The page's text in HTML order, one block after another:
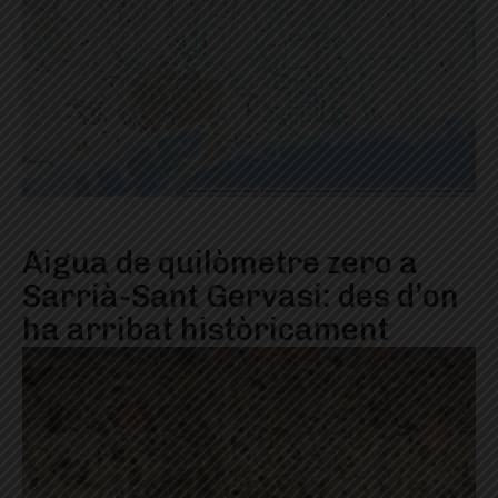
Aigua de quilòmetre zero a
Sarrià-Sant Gervasi: des d’on
ha arribat històricament